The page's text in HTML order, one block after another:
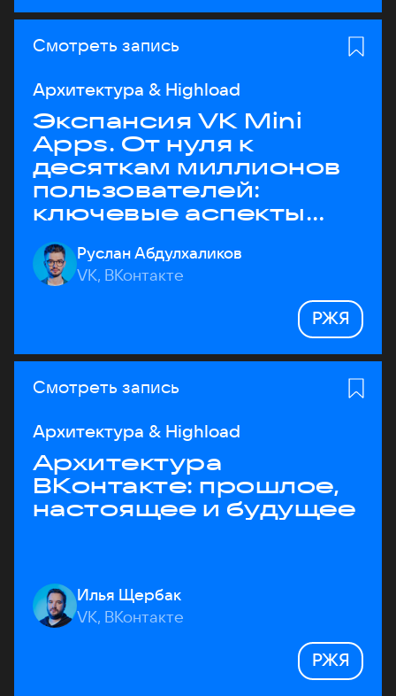
Смотреть запись
Архитектура & Highload
Экспансия VK Mini
Apps. От нуля к
десяткам миллионов
пользователей:
ключевые аспекты
архитектуры
Руслан Абдулхаликов
VK, ВКонтакте
РЖЯ
Смотреть запись
Архитектура & Highload
Архитектура
ВКонтакте: прошлое,
настоящее и будущее
Илья Щербак
VK, ВКонтакте
РЖЯ